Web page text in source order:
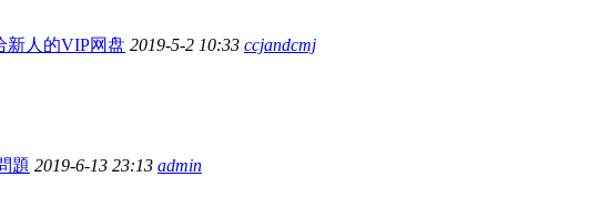
新人的VIP网盘 2019-5-2 10:33 ccjandcmj
題 2019-6-13 23:13 admin